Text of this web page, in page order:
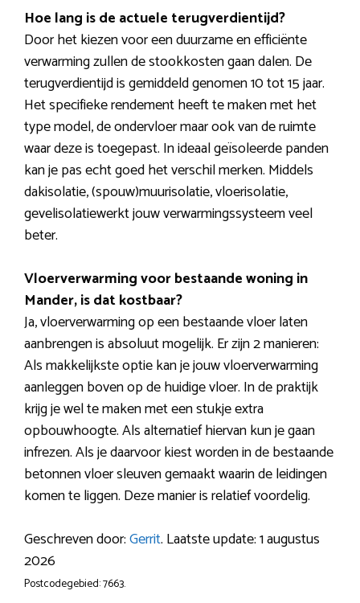
Hoe lang is de actuele terugverdientijd?
Door het kiezen voor een duurzame en efficiënte
verwarming zullen de stookkosten gaan dalen. De
terugverdientijd is gemiddeld genomen 10 tot 15 jaar.
Het specifieke rendement heeft te maken met het
type model, de ondervloer maar ook van de ruimte
waar deze is toegepast. In ideaal geïsoleerde panden
kan je pas echt goed het verschil merken. Middels
dakisolatie, (spouw)muurisolatie, vloerisolatie,
gevelisolatiewerkt jouw verwarmingssysteem veel
beter.
Vloerverwarming voor bestaande woning in
Mander, is dat kostbaar?
Ja, vloerverwarming op een bestaande vloer laten
aanbrengen is absoluut mogelijk. Er zijn 2 manieren:
Als makkelijkste optie kan je jouw vloerverwarming
aanleggen boven op de huidige vloer. In de praktijk
krijg je wel te maken met een stukje extra
opbouwhoogte. Als alternatief hiervan kun je gaan
infrezen. Als je daarvoor kiest worden in de bestaande
betonnen vloer sleuven gemaakt waarin de leidingen
komen te liggen. Deze manier is relatief voordelig.
Geschreven door:Gerrit. Laatste update: 1 augustus
2026
Postcodegebied: 7663.